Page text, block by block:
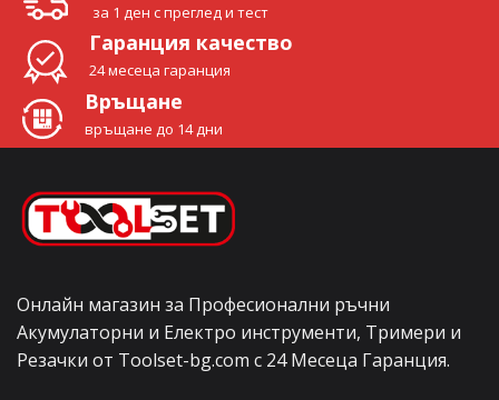
за 1 ден с преглед и тест
Гаранция качество
24 месеца гаранция
Връщане
връщане до 14 дни
Онлайн магазин за Професионални ръчни
Акумулаторни и Електро инструменти, Тримери и
Резачки от Toolset-bg.com с 24 Месеца Гаранция.